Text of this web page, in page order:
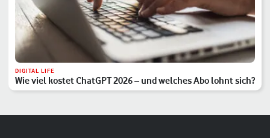
DIGITAL LIFE
Wie viel kostet ChatGPT 2026 – und welches Abo lohnt sich?